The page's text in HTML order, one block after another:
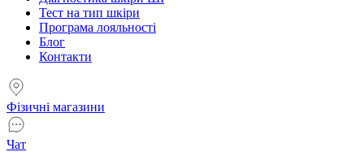
Тест на тип шкіри
Програма лояльності
Блог
Контакти
Фізичні магазини
Чат